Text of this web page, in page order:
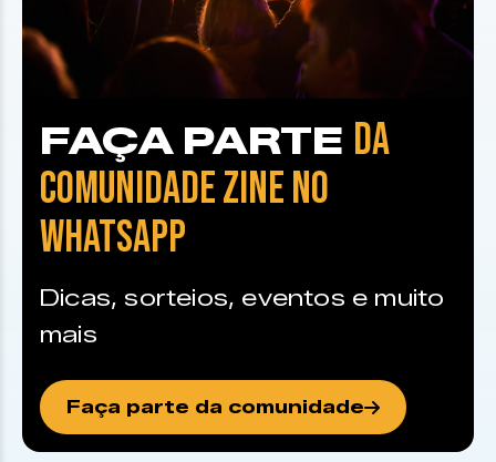
FAÇA PARTE DA
COMUNIDADE ZINE NO
WHATSAPP
Dicas, sorteios, eventos e muito
mais
Faça parte da comunidade